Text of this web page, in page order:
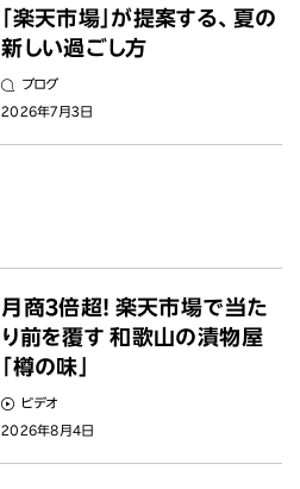
ブログ
2026年7月3日
「楽天市場」が提案する、夏の
新しい過ごし方
ビデオ
2026年8月4日
月商3倍超! 楽天市場で当た
り前を覆す 和歌山の漬物屋
「樽の味」